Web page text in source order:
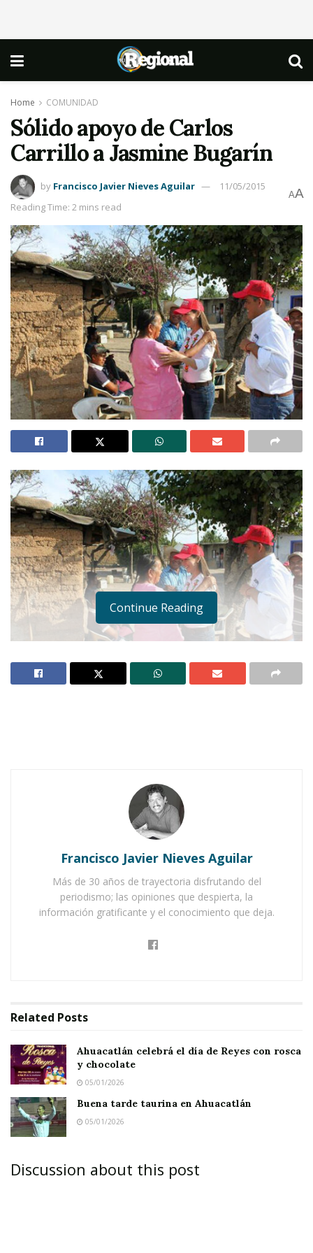
Home COMUNIDAD
Sólido apoyo de Carlos
Carrillo a Jasmine Bugarín
by Francisco Javier Nieves Aguilar
11/05/2015
Reading Time: 2 mins read
AA
Buena tarde taurina en Ahuacatlán
JALA.-“Por su unidad, por su gran fortaleza,
Continue Reading
Francisco Javier Nieves Aguilar
Más de 30 años de trayectoria disfrutando del
periodismo; las opiniones que despierta, la
información gratificante y el conocimiento que deja.
Related Posts
Ahuacatlán celebrá el día de Reyes con rosca
y chocolate
05/01/2026
Buena tarde taurina en Ahuacatlán
05/01/2026
Discussion about this post